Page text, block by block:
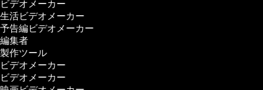
デオメーカー
活ビデオメーカー
告編ビデオメーカー
集者
作ツール
デオメーカー
デオメーカー